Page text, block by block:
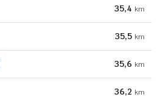
35,4 km
35,5 km
35,6 km
36,2 km